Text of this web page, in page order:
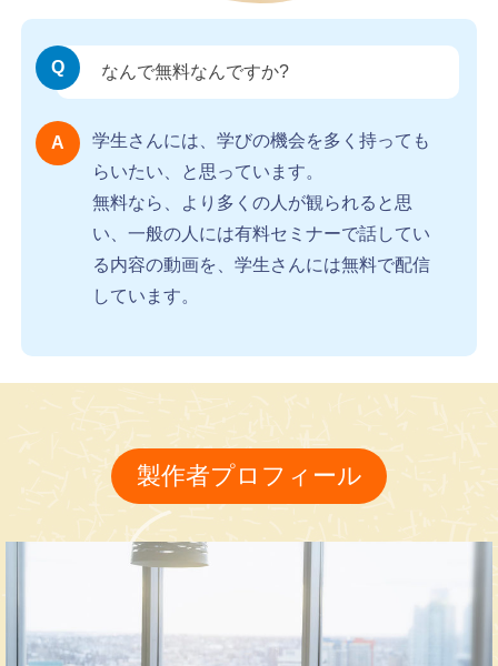
なんで無料なんですか?
学生さんには、学びの機会を多く持っても
らいたい、と思っています。
無料なら、より多くの人が観られると思
い、一般の人には有料セミナーで話してい
る内容の動画を、学生さんには無料で配信
しています。
製作者プロフィール